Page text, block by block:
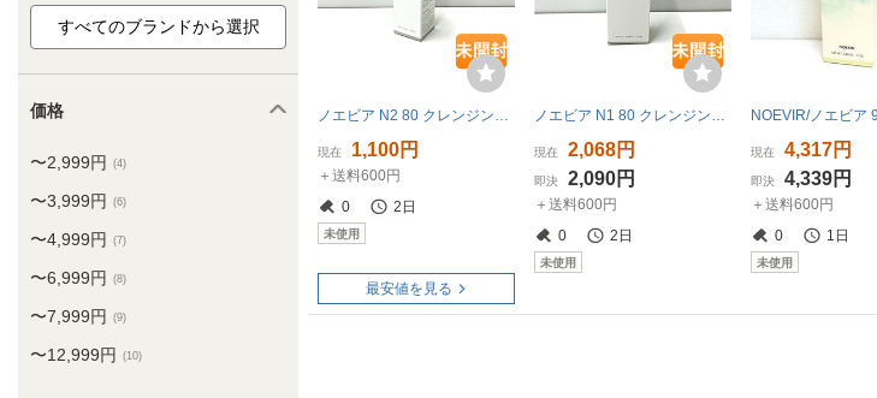
価格
〜2,999円 (4)
〜3,999円 (6)
〜4,999円 (7)
〜6,999円 (8)
〜7,999円 (9)
〜12,999円 (10)
ノエビア N2 80 クレンジングローション 150ml 〈ふきとり用化粧品〉 [4945022010629]
現在 1,100円
＋送料600円
0
2日
未使用
最安値を見る
ノエビア N1 80 クレンジングマッサージクリーム 110g 〈メイク落とし・マッサージクリーム〉 ふきとり用 [4945022010612]
現在 2,068円
即決 2,090円
＋送料600円
0
2日
未使用
現在 4,317円
即決 4,339円
＋送料600円
0
1日
未使用